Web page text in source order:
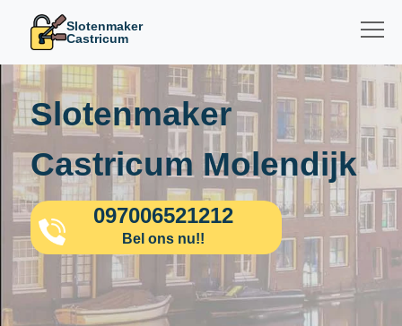
Slotenmaker
Castricum
Slotenmaker
Castricum Molendijk
097006521212
Bel ons nu!!